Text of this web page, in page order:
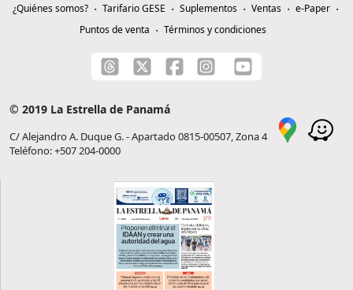
¿Quiénes somos? Tarifario GESE Suplementos Ventas
e-Paper
Puntos de venta
Términos y condiciones
© 2019 La Estrella de Panamá
C/ Alejandro A. Duque G. - Apartado 0815-00507, Zona 4
Teléfono: +507 204-0000